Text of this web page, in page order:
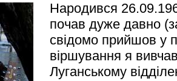
Народився
почав дуже давно
свідомо прийшов у
віршування я
Луганському